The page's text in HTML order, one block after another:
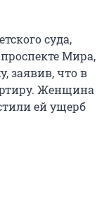
суда,
Мира,
заявив, что в
Женщина
ей ущерб